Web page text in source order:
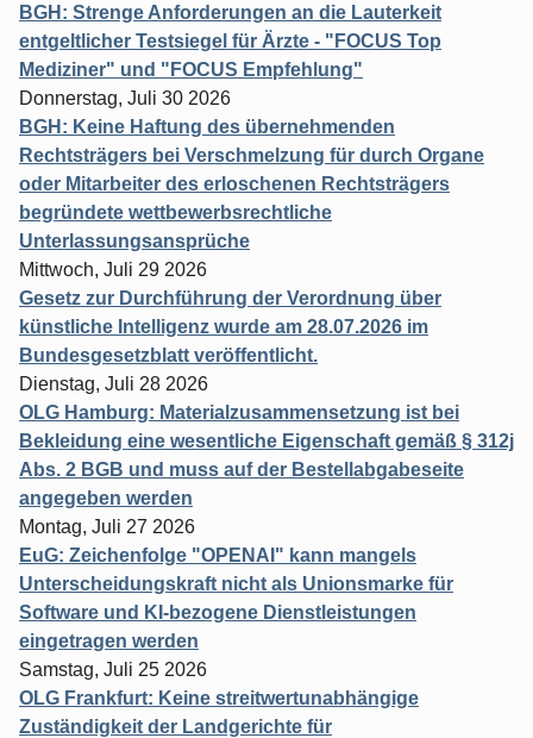
BGH: Strenge Anforderungen an die Lauterkeit
entgeltlicher Testsiegel für Ärzte - "FOCUS Top
Mediziner" und "FOCUS Empfehlung"
Donnerstag, Juli 30 2026
BGH: Keine Haftung des übernehmenden
Rechtsträgers bei Verschmelzung für durch Organe
oder Mitarbeiter des erloschenen Rechtsträgers
begründete wettbewerbsrechtliche
Unterlassungsansprüche
Mittwoch, Juli 29 2026
Gesetz zur Durchführung der Verordnung über
künstliche Intelligenz wurde am 28.07.2026 im
Bundesgesetzblatt veröffentlicht.
Dienstag, Juli 28 2026
OLG Hamburg: Materialzusammensetzung ist bei
Bekleidung eine wesentliche Eigenschaft gemäß § 312j
Abs. 2 BGB und muss auf der Bestellabgabeseite
angegeben werden
Montag, Juli 27 2026
EuG: Zeichenfolge "OPENAI" kann mangels
Unterscheidungskraft nicht als Unionsmarke für
Software und KI-bezogene Dienstleistungen
eingetragen werden
Samstag, Juli 25 2026
OLG Frankfurt: Keine streitwertunabhängige
Zuständigkeit der Landgerichte für